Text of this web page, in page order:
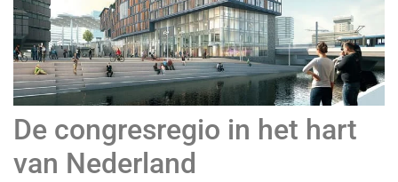
De congresregio in het hart
van Nederland